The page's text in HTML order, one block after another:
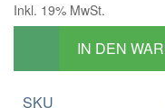
Inkl. 19% MwSt.
IN DEN
SKU